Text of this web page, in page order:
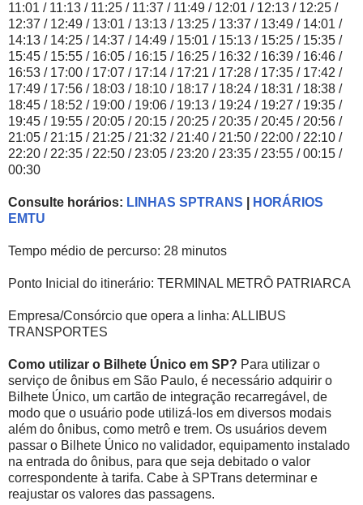
11:01 / 11:13 / 11:25 / 11:37 / 11:49 / 12:01 / 12:13 / 12:25 /
12:37 / 12:49 / 13:01 / 13:13 / 13:25 / 13:37 / 13:49 / 14:01 /
14:13 / 14:25 / 14:37 / 14:49 / 15:01 / 15:13 / 15:25 / 15:35 /
15:45 / 15:55 / 16:05 / 16:15 / 16:25 / 16:32 / 16:39 / 16:46 /
16:53 / 17:00 / 17:07 / 17:14 / 17:21 / 17:28 / 17:35 / 17:42 /
17:49 / 17:56 / 18:03 / 18:10 / 18:17 / 18:24 / 18:31 / 18:38 /
18:45 / 18:52 / 19:00 / 19:06 / 19:13 / 19:24 / 19:27 / 19:35 /
19:45 / 19:55 / 20:05 / 20:15 / 20:25 / 20:35 / 20:45 / 20:56 /
21:05 / 21:15 / 21:25 / 21:32 / 21:40 / 21:50 / 22:00 / 22:10 /
22:20 / 22:35 / 22:50 / 23:05 / 23:20 / 23:35 / 23:55 / 00:15 /
00:30
Consulte horários: LINHAS SPTRANS
HORÁRIOS
EMTU
Tempo médio de percurso: 28 minutos
Ponto Inicial do itinerário: TERMINAL METRÔ PATRIARCA
Empresa/Consórcio que opera a linha: ALLIBUS
TRANSPORTES
Como utilizar o Bilhete Único em SP? Para utilizar o
serviço de ônibus em São Paulo, é necessário adquirir o
Bilhete Único, um cartão de integração recarregável, de
modo que o usuário pode utilizá-los em diversos modais
além do ônibus, como metrô e trem. Os usuários devem
passar o Bilhete Único no validador, equipamento instalado
na entrada do ônibus, para que seja debitado o valor
correspondente à tarifa. Cabe à SPTrans determinar e
reajustar os valores das passagens.